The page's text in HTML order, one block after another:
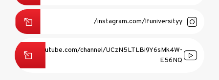
instagram.com/lfuniversityy/
youtube.com/channel/UCzN5LTLBi9Y6sMk4W-
E56NQ